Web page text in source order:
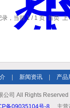
录，当前 1 / 1 页 首页
新闻资讯 产品
公司 All Rights
备09035104号-8 主营